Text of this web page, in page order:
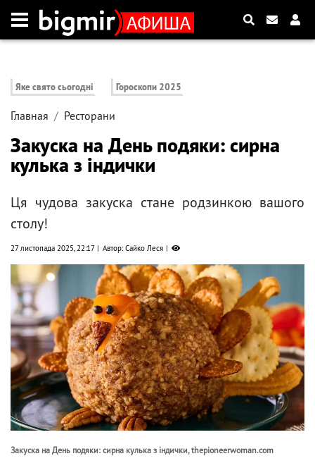
Яке свято сьогодні Гороскопи 2025
Главная Ресторани
Закуска на День подяки: сирна
кулька з індички
Ця чудова закуска стане родзинкою вашого
столу!
27 листопада 2025, 22:17 Автор: Сайко Леся
Закуска на День подяки: сирна кулька з індички, thepioneerwoman.com